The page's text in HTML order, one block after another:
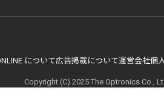
について広告掲載について運営会社個
Copyright (C) 2025 The Optronics Co.,